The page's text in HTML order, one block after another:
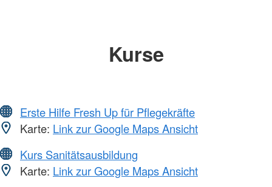
Kurse
Erste Hilfe Fresh Up für Pflegekräfte
Karte: Link zur Google Maps Ansicht
Kurs Sanitätsausbildung
Karte: Link zur Google Maps Ansicht